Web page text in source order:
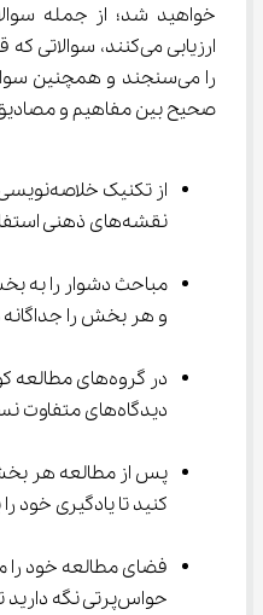
خواهید شد؛ از جمله
ارزیابی می‌کنند،
را می‌سنجند و همچنین
صحیح بین مفاهیم و مصادیق آن‌ها
از
نقشه‌های ذهنی استفاده کنید.
و هر بخش را جداگانه
در گروه‌های
دیدگاه‌های متفاوت نسبت به حل مسائل آشنا شوید.
پس از مطالعه هر
کنید تا یادگیری خود را
فضای مطالعه خود را
حواس‌پرتی نگه دارید تا تمرکزتان افزایش یابد.